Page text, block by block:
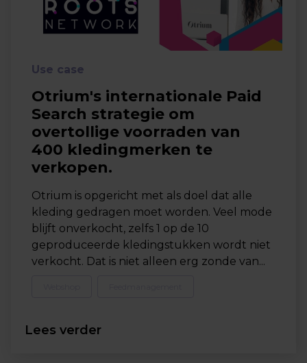
Use case
Otrium's internationale Paid
Search strategie om
overtollige voorraden van
400 kledingmerken te
verkopen.
Otrium is opgericht met als doel dat alle
kleding gedragen moet worden. Veel mode
blijft onverkocht, zelfs 1 op de 10
geproduceerde kledingstukken wordt niet
verkocht. Dat is niet alleen erg zonde van...
Lees verder